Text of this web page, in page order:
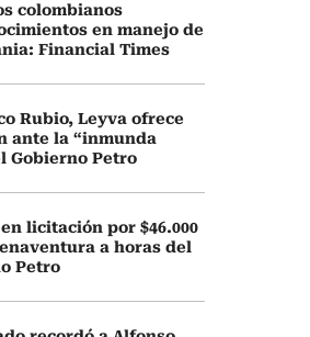
colombianos
en manejo de
Financial Times
Rubio, Leyva ofrece
ante la “inmunda
Gobierno Petro
licitación por $46.000
a horas del
Petro